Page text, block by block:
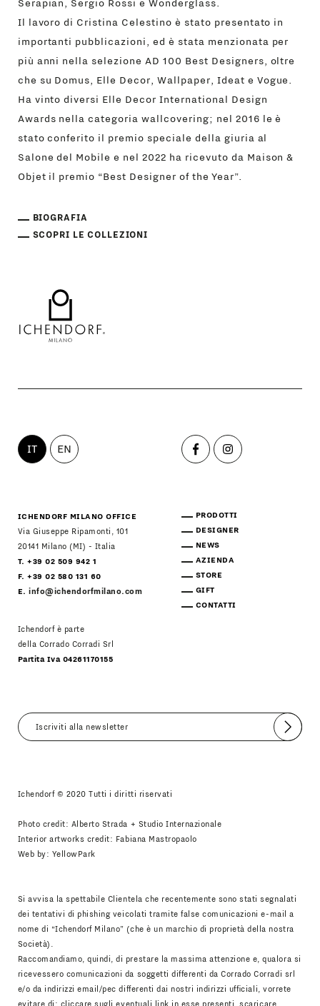
Serapian, Sergio Rossi e Wonderglass.
Il lavoro di Cristina Celestino è stato presentato in
importanti pubblicazioni, ed è stata menzionata per
più anni nella selezione AD 100 Best Designers, oltre
che su Domus, Elle Decor, Wallpaper, Ideat e Vogue.
Ha vinto diversi Elle Decor International Design
Awards nella categoria wallcovering; nel 2016 le è
stato conferito il premio speciale della giuria al
Salone del Mobile e nel 2022 ha ricevuto da Maison &
Objet il premio “Best Designer of the Year”.
BIOGRAFIA
SCOPRI LE COLLEZIONI
IT EN
ICHENDORF MILANO OFFICE
Via Giuseppe Ripamonti, 101
20141 Milano (MI) - Italia
T. +39 02 509 942 1
F. +39 02 580 131 60
E.info@ichendorfmilano.com
Ichendorf è parte
della Corrado Corradi Srl
Partita Iva 04261170155
PRODOTTI
DESIGNER
NEWS
AZIENDA
STORE
GIFT
CONTATTI
Invia
Ichendorf © 2020 Tutti i diritti riservati
Photo credit: Alberto Strada + Studio Internazionale
Interior artworks credit: Fabiana Mastropaolo
Web by: YellowPark
Si avvisa la spettabile Clientela che recentemente sono stati segnalati
dei tentativi di phishing veicolati tramite false comunicazioni e-mail a
nome di “Ichendorf Milano” (che è un marchio di proprietà della nostra
Società).
Raccomandiamo, quindi, di prestare la massima attenzione e, qualora si
ricevessero comunicazioni da soggetti differenti da Corrado Corradi srl
e/o da indirizzi email/pec differenti dai nostri indirizzi ufficiali, vorrete
evitare di: cliccare sugli eventuali link in esse presenti, scaricare,